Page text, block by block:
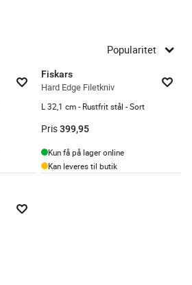
Popularitet
Fiskars
Hard Edge Filetkniv
L 32,1 cm - Rustfrit stål - Sort
Pris399,95
Kun få på lager online
Kan leveres til butik